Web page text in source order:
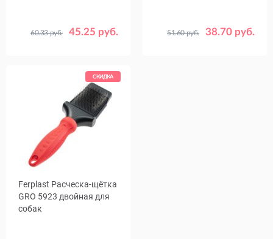
45.25 руб.
60.33 руб. 38.70 руб.
51.60 руб.
СКИДКА
Ferplast Расческа-щётка
GRO 5923 двойная для
собак